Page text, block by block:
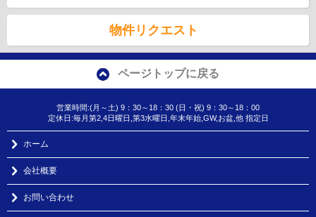
物件リクエスト
ページトップに戻る
営業時間:(月～土) 9：30～18：30 (日・祝) 9：30～18：00
定休日:毎月第2,4日曜日,第3水曜日,年末年始,GW,お盆,他 指定日
ホーム
会社概要
お問い合わせ